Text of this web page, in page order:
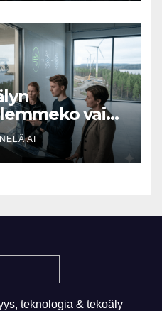
vain
vai
AI
teknologia & tekoäly